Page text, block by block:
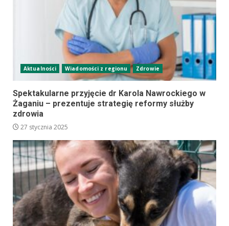
Aktualności Wiadomości z regionu Zdrowie
Spektakularne przyjęcie dr Karola Nawrockiego w
Żaganiu – prezentuje strategię reformy służby
zdrowia
27 stycznia 2025